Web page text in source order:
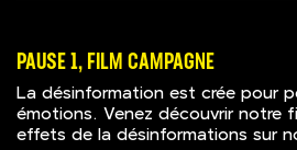
PAUSE 1, FILM CAMPAGNE
La désinformation est crée pour
émotions. Venez découvrir notre
effets de la désinformations sur